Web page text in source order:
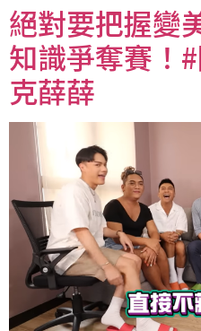
絕對要把握變
知識爭奪賽！
克薛薛